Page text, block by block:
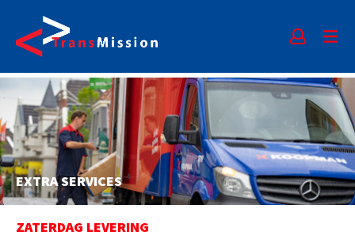
EXTRA SERVICES
ZATERDAG LEVERING